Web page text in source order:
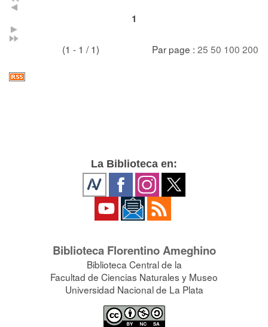
1
(1 - 1 / 1) Par page : 25 50 100 200
La Biblioteca en:
Biblioteca Florentino Ameghino
Biblioteca Central de la
Facultad de Ciencias Naturales y Museo
Universidad Nacional de La Plata